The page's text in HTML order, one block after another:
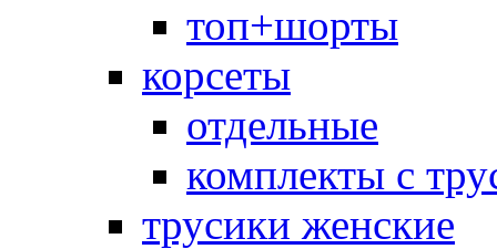
топ+шорты
корсеты
отдельные
комплекты с
трусики женские